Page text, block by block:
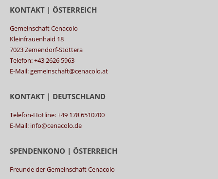
KONTAKT | ÖSTERREICH
Gemeinschaft Cenacolo
Kleinfrauenhaid 18
7023 Zemendorf-Stöttera
Telefon: +43 2626 5963
E-Mail: gemeinschaft@cenacolo.at
KONTAKT | DEUTSCHLAND
Telefon-Hotline: +49 178 6510700
E-Mail: info@cenacolo.de
SPENDENKONO | ÖSTERREICH
Freunde der Gemeinschaft Cenacolo